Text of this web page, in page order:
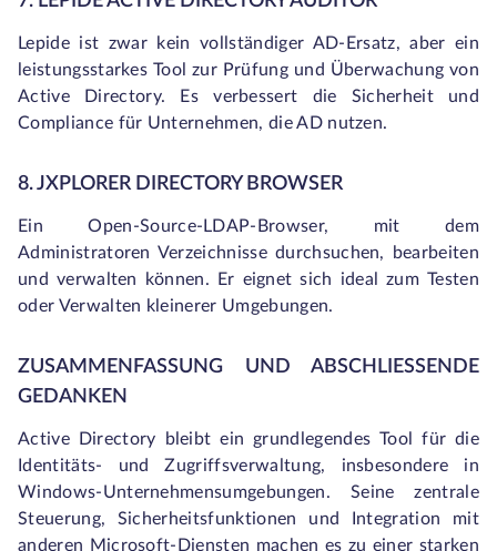
Lepide ist zwar kein vollständiger AD-Ersatz, aber ein
leistungsstarkes Tool zur Prüfung und Überwachung von
Active Directory. Es verbessert die Sicherheit und
Compliance für Unternehmen, die AD nutzen.
8. JXPLORER DIRECTORY BROWSER
Ein Open-Source-LDAP-Browser, mit dem
Administratoren Verzeichnisse durchsuchen, bearbeiten
und verwalten können. Er eignet sich ideal zum Testen
oder Verwalten kleinerer Umgebungen.
ZUSAMMENFASSUNG UND ABSCHLIESSENDE G
EDANKEN
Active Directory bleibt ein grundlegendes Tool für die
Identitäts- und Zugriffsverwaltung, insbesondere in
Windows-Unternehmensumgebungen. Seine zentrale
Steuerung, Sicherheitsfunktionen und Integration mit
anderen Microsoft-Diensten machen es zu einer starken